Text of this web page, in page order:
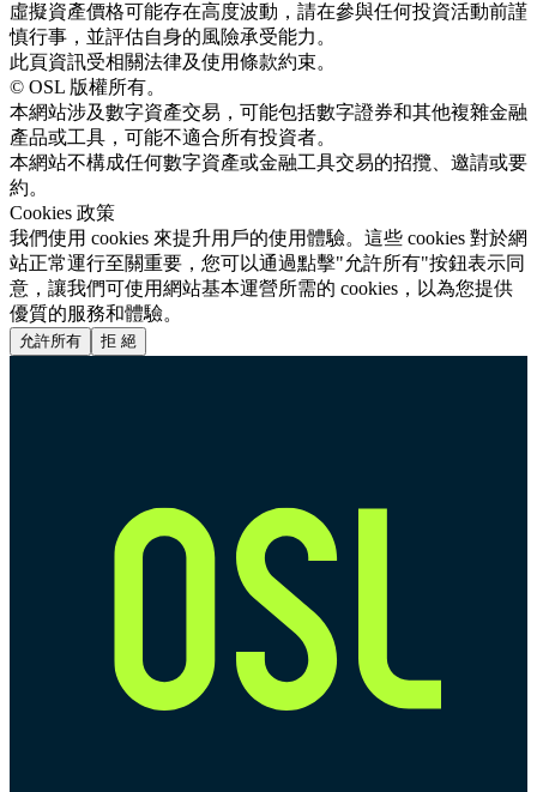
虛擬資產價格可能存在高度波動，請在參與任何投資活動前謹
慎行事，並評估自身的風險承受能力。
此頁資訊受相關法律及使用條款約束。
© OSL 版權所有。
本網站涉及數字資產交易，可能包括數字證券和其他複雜金融
產品或工具，可能不適合所有投資者。
本網站不構成任何數字資產或金融工具交易的招攬、邀請或要
約。
Cookies 政策
我們使用 cookies 來提升用戶的使用體驗。這些 cookies 對於網
站正常運行至關重要，您可以通過點擊"允許所有"按鈕表示同
意，讓我們可使用網站基本運營所需的 cookies，以為您提供
優質的服務和體驗。
允許所有 拒 絕